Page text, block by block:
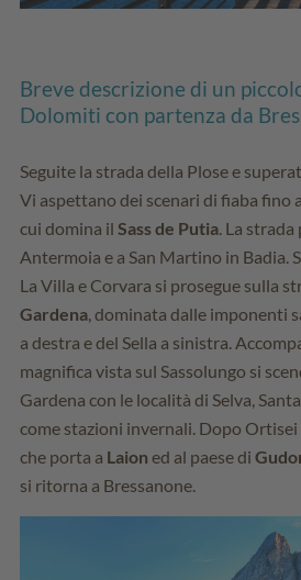
Breve descrizione di un
Dolomiti con partenza da
Seguite la strada della Plose e
Vi aspettano dei scenari di fiaba fino
cui domina il Sass de Putia. La
Antermoia e a San Martino in Badia.
La Villa e Corvara si prosegue sulla
Gardena, dominata dalle imponenti
a destra e del Sella a sinistra.
magnifica vista sul Sassolungo si
Gardena con le località di Selva,
come stazioni invernali. Dopo
che porta a Laion ed al paese di
si ritorna a Bressanone.